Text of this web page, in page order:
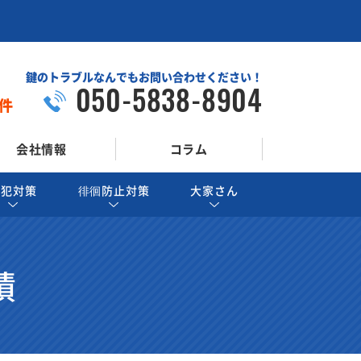
鍵のトラブルなんでもお問い合わせください！
050-5838-8904
会社情報 コラム
対策 徘徊防止対策 大家さん